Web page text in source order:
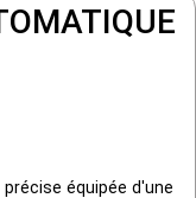
équipée d'une